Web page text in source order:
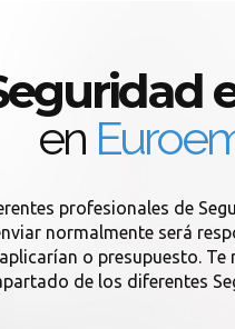
en
profesionales de
normalmente será
o presupuesto.
de los diferentes